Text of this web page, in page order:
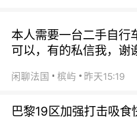
本人需要一台二手自行
可以，有的私信我，谢
闲聊法国 槟屿 昨天15:19
巴黎19区加强打击吸食